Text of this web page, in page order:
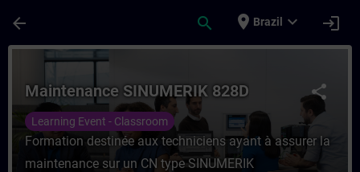
arrow_back search place Brazil expand_more login
Curso - Maintenance SINUMERIK 828D
share
Maintenance SINUMERIK 828D
Learning Event - Classroom
Formation destinée aux techniciens ayant à assurer la
maintenance sur un CN type SINUMERIK